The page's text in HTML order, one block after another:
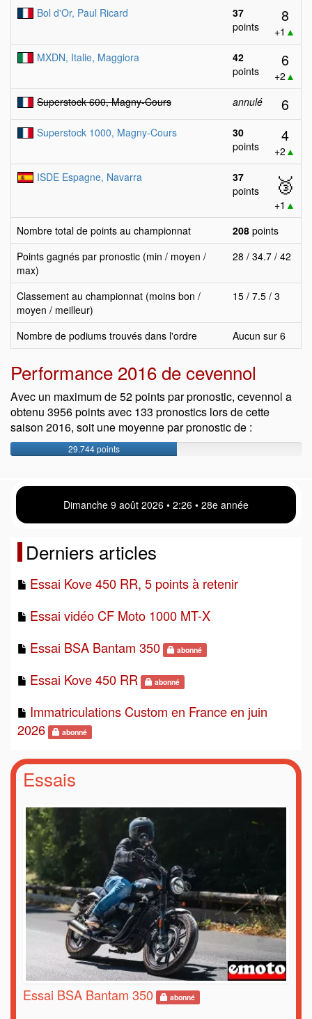
Bol d'Or, Paul Ricard
37
points
8
+1 ▲
MXDN, Italie, Maggiora
42
points
6
+2 ▲
Superstock 600, Magny-Cours
annulé 6
Superstock 1000, Magny-Cours
30
points
4
+2 ▲
ISDE Espagne, Navarra
37
points
🥉
+1 ▲
Nombre total de points au championnat
208 points
Points gagnés par pronostic (min / moyen /
max)
28 / 34.7 / 42
Classement au championnat (moins bon /
moyen / meilleur)
15 / 7.5 / 3
Nombre de podiums trouvés dans l'ordre Aucun sur 6
Performance 2016 de cevennol
Avec un maximum de 52 points par pronostic, cevennol a
obtenu 3956 points avec 133 pronostics lors de cette
saison 2016, soit une moyenne par pronostic de :
29.744 points
Dimanche 9 août 2026 • 2 26 • 28e année
Derniers articles
Essai Kove 450 RR, 5 points à retenir
Essai vidéo CF Moto 1000 MT-X
Essai BSA Bantam 350
abonné
Essai Kove 450 RR abonné
Immatriculations Custom en France en juin
2026
abonné
Essais
Essai BSA Bantam 350 abonné